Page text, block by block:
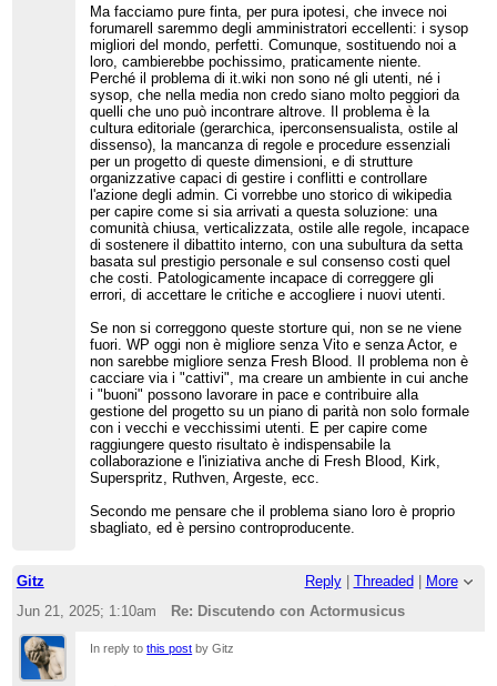
Ma facciamo pure finta, per pura ipotesi, che invece noi
forumarell saremmo degli amministratori eccellenti: i sysop
migliori del mondo, perfetti. Comunque, sostituendo noi a
loro, cambierebbe pochissimo, praticamente niente.
Perché il problema di it.wiki non sono né gli utenti, né i
sysop, che nella media non credo siano molto peggiori da
quelli che uno può incontrare altrove. Il problema è la
cultura editoriale (gerarchica, iperconsensualista, ostile al
dissenso), la mancanza di regole e procedure essenziali
per un progetto di queste dimensioni, e di strutture
organizzative capaci di gestire i conflitti e controllare
l'azione degli admin. Ci vorrebbe uno storico di wikipedia
per capire come si sia arrivati a questa soluzione: una
comunità chiusa, verticalizzata, ostile alle regole, incapace
di sostenere il dibattito interno, con una subultura da setta
basata sul prestigio personale e sul consenso costi quel
che costi. Patologicamente incapace di correggere gli
errori, di accettare le critiche e accogliere i nuovi utenti.
Se non si correggono queste storture qui, non se ne viene
fuori. WP oggi non è migliore senza Vito e senza Actor, e
non sarebbe migliore senza Fresh Blood. Il problema non è
cacciare via i "cattivi", ma creare un ambiente in cui anche
i "buoni" possono lavorare in pace e contribuire alla
gestione del progetto su un piano di parità non solo formale
con i vecchi e vecchissimi utenti. E per capire come
raggiungere questo risultato è indispensabile la
collaborazione e l'iniziativa anche di Fresh Blood, Kirk,
Superspritz, Ruthven, Argeste, ecc.
Secondo me pensare che il problema siano loro è proprio
sbagliato, ed è persino controproducente.
Gitz Reply| Threaded | More
Jun 21, 2025; 1:10am
Re: Discutendo con Actormusicus
In reply tothis post by Gitz